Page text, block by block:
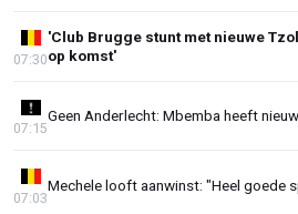
'Club Brugge stunt met nieuwe
op komst'
07:30
Geen Anderlecht: Mbemba heeft
07:15
Mechele looft aanwinst: "Heel goede
07:03